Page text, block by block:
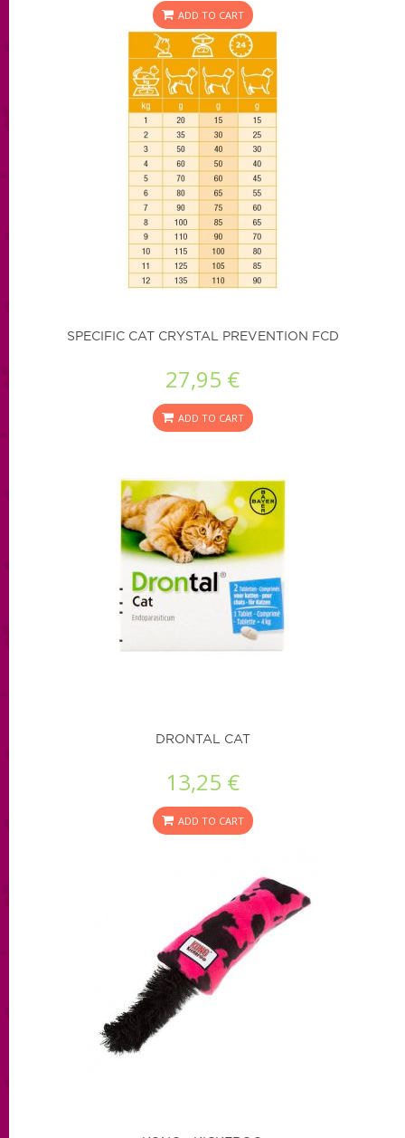
ADD TO CART
SPECIFIC CAT CRYSTAL PREVENTION FCD
27,95 €
ADD TO CART
DRONTAL CAT
13,25 €
ADD TO CART